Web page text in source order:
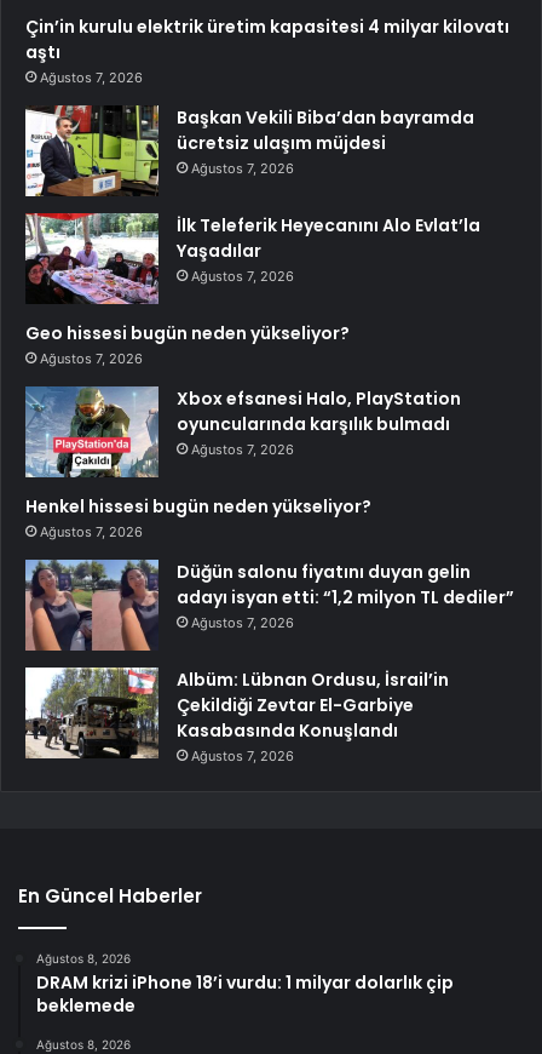
Çin’in kurulu elektrik üretim kapasitesi 4 milyar kilovatı
aştı
Ağustos 7, 2026
Başkan Vekili Biba’dan bayramda
ücretsiz ulaşım müjdesi
Ağustos 7, 2026
İlk Teleferik Heyecanını Alo Evlat’la
Yaşadılar
Ağustos 7, 2026
Geo hissesi bugün neden yükseliyor?
Ağustos 7, 2026
Xbox efsanesi Halo, PlayStation
oyuncularında karşılık bulmadı
Ağustos 7, 2026
Henkel hissesi bugün neden yükseliyor?
Ağustos 7, 2026
Düğün salonu fiyatını duyan gelin
adayı isyan etti: “1,2 milyon TL dediler”
Ağustos 7, 2026
Albüm: Lübnan Ordusu, İsrail’in
Çekildiği Zevtar El-Garbiye
Kasabasında Konuşlandı
Ağustos 7, 2026
En Güncel Haberler
Ağustos 8, 2026
DRAM krizi iPhone 18’i vurdu: 1 milyar dolarlık çip
beklemede
Ağustos 8, 2026